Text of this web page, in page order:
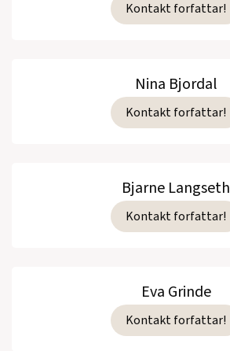
Kontakt forfattar!
Nina Bjordal
Kontakt forfattar!
Bjarne Langseth
Kontakt forfattar!
Eva Grinde
Kontakt forfattar!